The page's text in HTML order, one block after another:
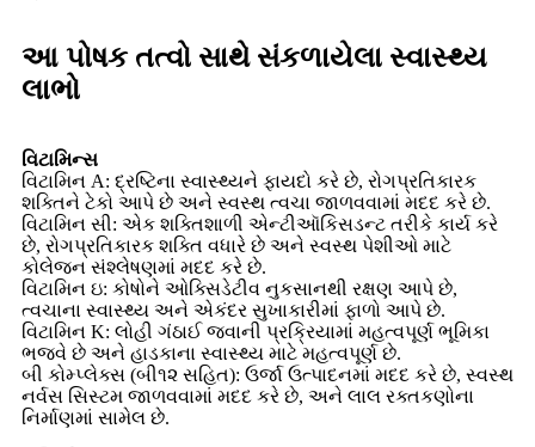
આ પોષક તત્વો સાથે સંકળાયેલા સ્વાસ્થ્ય
લાભો
વિટામિન્સ
વિટામિન A: દ્રષ્ટિના સ્વાસ્થ્યને ફાયદો કરે છે, રોગપ્રતિકારક
શક્તિને ટેકો આપે છે અને સ્વસ્થ ત્વચા જાળવવામાં મદદ કરે છે.
વિટામિન સી: એક શક્તિશાળી એન્ટીઑકિસડન્ટ તરીકે કાર્ય કરે
છે, રોગપ્રતિકારક શક્તિ વધારે છે અને સ્વસ્થ પેશીઓ માટે
કોલેજન સંશ્લેષણમાં મદદ કરે છે.
વિટામિન ઇ: કોષોને ઓક્સિડેટીવ નુકસાનથી રક્ષણ આપે છે,
ત્વચાના સ્વાસ્થ્ય અને એકંદર સુખાકારીમાં ફાળો આપે છે.
વિટામિન K: લોહી ગંઠાઈ જવાની પ્રક્રિયામાં મહત્વપૂર્ણ ભૂમિકા
ભજવે છે અને હાડકાના સ્વાસ્થ્ય માટે મહત્વપૂર્ણ છે.
બી કોમ્પ્લેક્સ (બી૧૨ સહિત): ઉર્જા ઉત્પાદનમાં મદદ કરે છે, સ્વસ્થ
નર્વસ સિસ્ટમ જાળવવામાં મદદ કરે છે, અને લાલ રક્તકણોના
નિર્માણમાં સામેલ છે.